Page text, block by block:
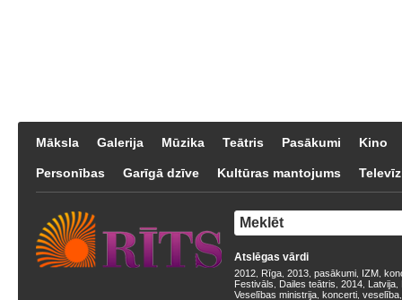
Māksla Galerija Mūzika Teātris Pasākumi Kino
Personības Garīgā dzīve Kultūras mantojums
Atslēgas vārdi
2012 Rīga 2013 pasākumi IZM
Festivāls
Dailes teātris 2014 Latvija
Veselības ministrija koncerti veselība